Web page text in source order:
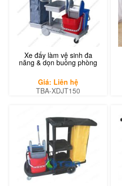
Xe đẩy làm vệ sinh đa
năng & dọn buồng phòng
Giá: Liên hệ
TBA-XDJT150